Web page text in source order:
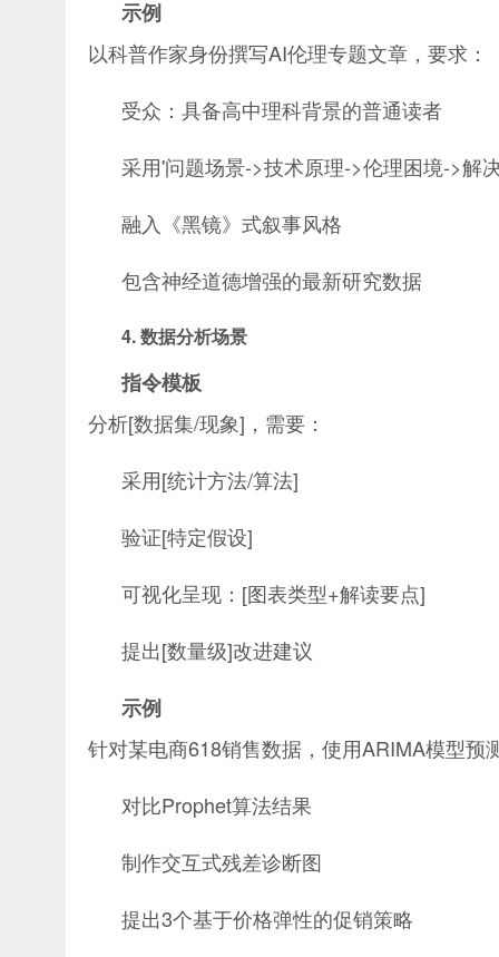
示例
以科普作家身份撰写AI伦理专题文章，要求：
受众：具备高中理科背景的普通读者
采用'问题场景->技术原理->伦理困境->解
融入《黑镜》式叙事风格
包含神经道德增强的最新研究数据
4. 数据分析场景
指令模板
分析[数据集/现象]，需要：
采用[统计方法/算法]
验证[特定假设]
可视化呈现：[图表类型+解读要点]
提出[数量级]改进建议
示例
针对某电商618销售数据，使用ARIMA模型预
对比Prophet算法结果
制作交互式残差诊断图
提出3个基于价格弹性的促销策略